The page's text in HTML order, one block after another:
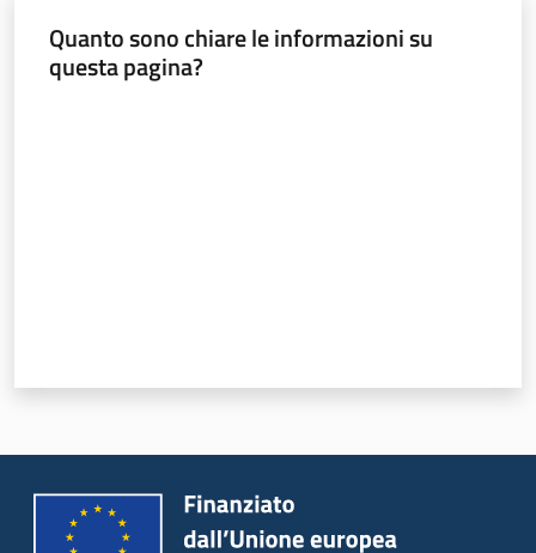
Quanto sono chiare le informazioni su
questa pagina?